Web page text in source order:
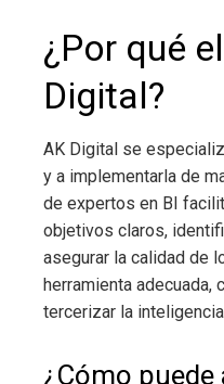
¿Por qué
Digital?
AK Digital se
y a implementarla de
de expertos en BI
objetivos claros,
asegurar la calidad de
herramienta adecuada,
tercerizar la
¿Cómo puede